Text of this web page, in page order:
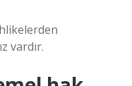
vardır.